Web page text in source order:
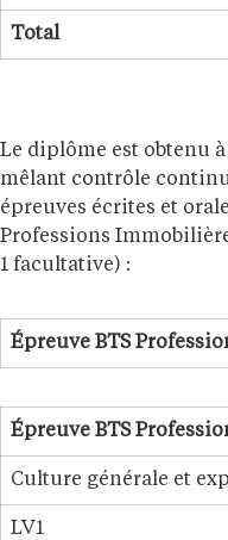
Total
Le diplôme est obtenu
mêlant contrôle
épreuves écrites et
Professions
1 facultative) :
Épreuve BTS
Épreuve BTS
Culture générale et
LV1